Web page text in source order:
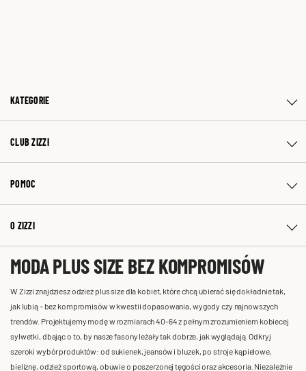
KATEGORIE
CLUB ZIZZI
POMOC
O ZIZZI
MODA PLUS SIZE BEZ KOMPROMISÓW
W Zizzi znajdziesz odzież plus size dla kobiet, które chcą ubierać się dokładnie tak,
jak lubią – bez kompromisów w kwestii dopasowania, wygody czy najnowszych
trendów. Projektujemy modę w rozmiarach 40-64 z pełnym zrozumieniem kobiecej
sylwetki, dbając o to, by nasze fasony leżały tak dobrze, jak wyglądają. Odkryj
szeroki wybór produktów: od sukienek, jeansów i bluzek, po stroje kąpielowe,
bieliznę, odzież sportową, obuwie o poszerzonej tęgości oraz akcesoria. Niezależnie